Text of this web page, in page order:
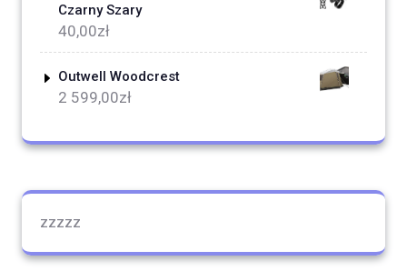
Czarny Szary
40,00zł
Outwell Woodcrest
2 599,00zł
zzzzz